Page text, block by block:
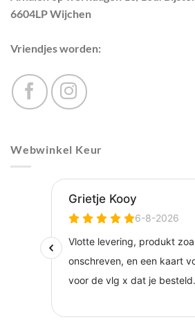
6604LP Wijchen
Vriendjes worden:
Webwinkel Keur